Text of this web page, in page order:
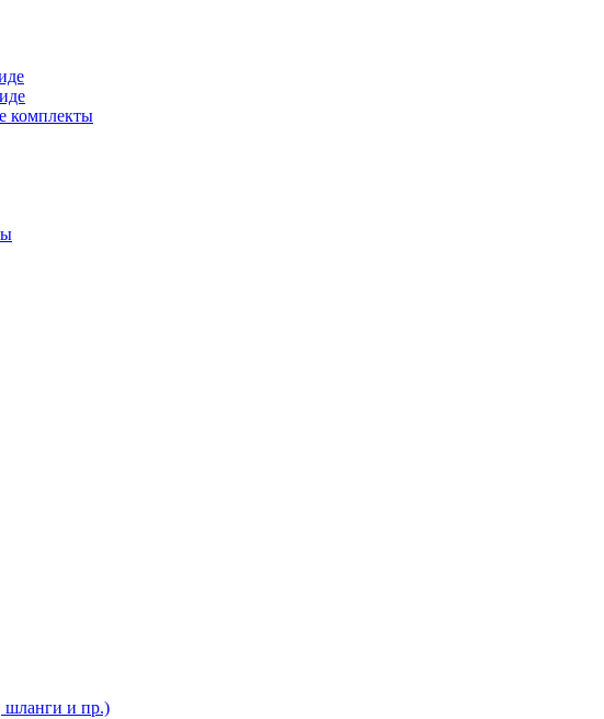
комплекты
и пр.)